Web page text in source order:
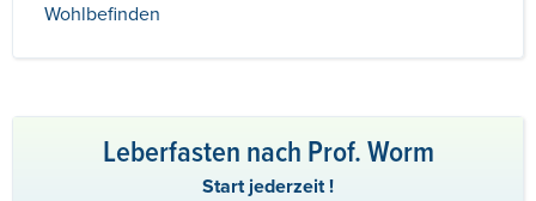
Wohlbefinden
Leberfasten nach Prof. Worm
Start jederzeit !